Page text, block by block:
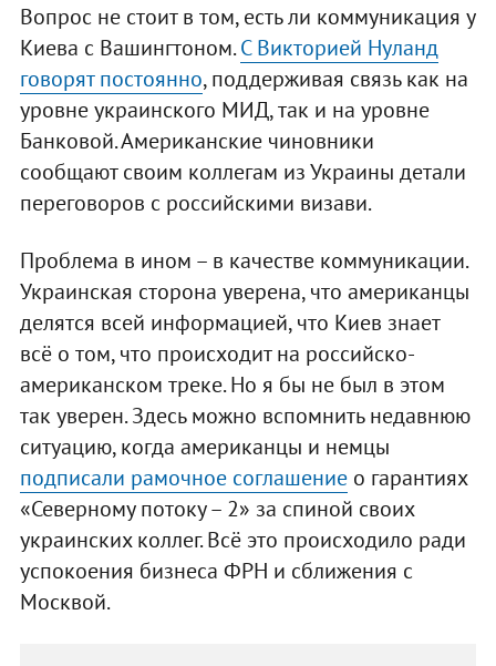
Вопрос не стоит в том, есть ли коммуникация у
Киева с Вашингтоном.С Викторией Нуланд
говорят постоянно, поддерживая связь как на
уровне украинского МИД, так и на уровне
Банковой. Американские чиновники
сообщают своим коллегам из Украины детали
переговоров с российскими визави.
Проблема в ином – в качестве коммуникации.
Украинская сторона уверена, что американцы
делятся всей информацией, что Киев знает
всё о том, что происходит на российско-
американском треке. Но я бы не был в этом
так уверен. Здесь можно вспомнить недавнюю
ситуацию, когда американцы и немцы
подписали рамочное соглашениео гарантиях
«Северному потоку – 2» за спиной своих
украинских коллег. Всё это происходило ради
успокоения бизнеса ФРН и сближения с
Москвой.